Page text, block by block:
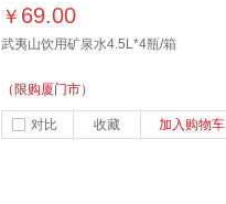
￥ 69.00
武夷山饮用矿泉水4.5L*4瓶/箱
（限购厦门市）
对比 收藏 加入购物车